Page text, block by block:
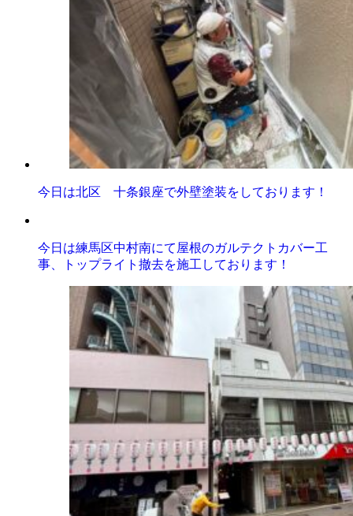
今日は北区 十条銀座で外壁塗装をしております！
今日は練馬区中村南にて屋根のガルテクトカバー工
事、トップライト撤去を施工しております！